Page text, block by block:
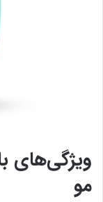
ویژگی‌های
مو